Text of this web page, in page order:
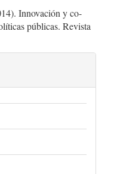
Innovación y co-
públicas. Revista